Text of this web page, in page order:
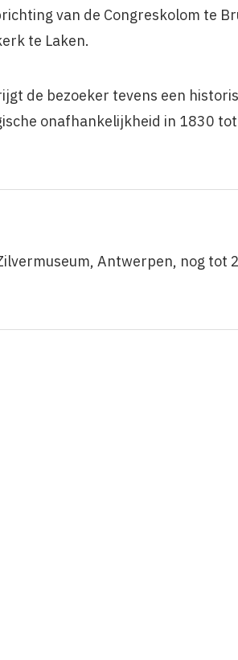
van de Congreskolom te
te Laken.
de bezoeker tevens een
onafhankelijkheid in 1830
Antwerpen, nog tot